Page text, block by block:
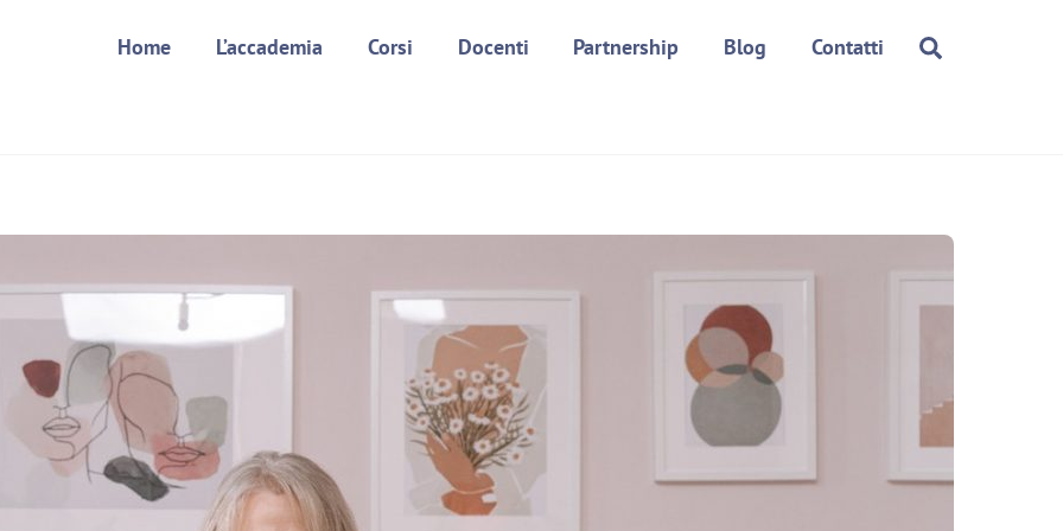
Home L’accademia Corsi Docenti Partnership Blog Contatti